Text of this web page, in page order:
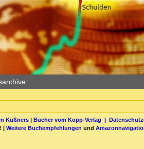
Küßners| Bücher vom Kopp-Verlag |
! | Weitere Buchempfehlungen und